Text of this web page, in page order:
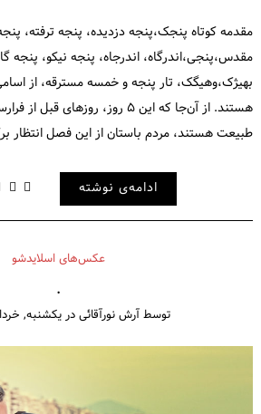
مقدمه کوتاه پنجک،پنجه دزدیده، پنجه ترفته،
مقدس،پنجی،اندرگاه، اندرجاه، پنجه نیکو، پنجه
هستند. از آن‌جا که این ۵ روز،
طبیعت هستند، مردم باستان از این فصل انتظار
ادامه‌ی نوشته
عکس‌های اسلایدشو
.
توسطآرش نورآقائیدریکشنبه, خرداد 27,